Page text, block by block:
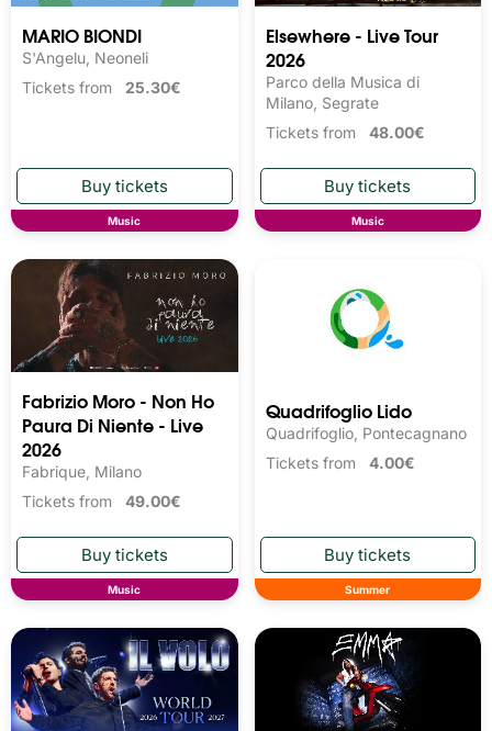
MARIO BIONDI
S'Angelu, Neoneli
Tickets from 25.30€
Music
Elsewhere - Live Tour
2026
Parco della Musica di
Milano, Segrate
Tickets from 48.00€
Music
Fabrizio Moro - Non Ho
Paura Di Niente - Live
2026
Fabrique, Milano
Tickets from 49.00€
Music
Quadrifoglio Lido
Quadrifoglio, Pontecagnano
Tickets from 4.00€
Summer